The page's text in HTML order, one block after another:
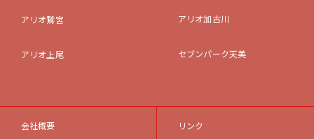
アリオ鷲宮
アリオ上尾
アリオ加古川
セブンパーク天美
会社概要 リンク